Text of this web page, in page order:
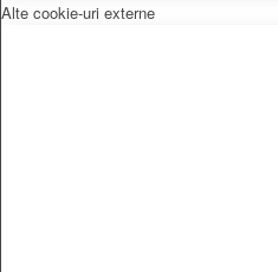
Alte cookie-uri externe